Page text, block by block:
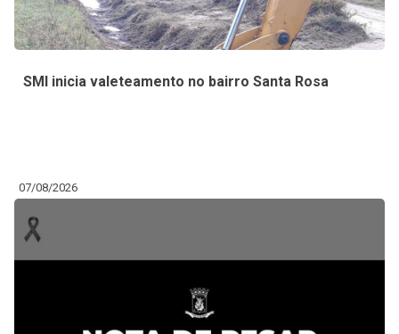
SMI inicia valeteamento no bairro Santa Rosa
07/08/2026